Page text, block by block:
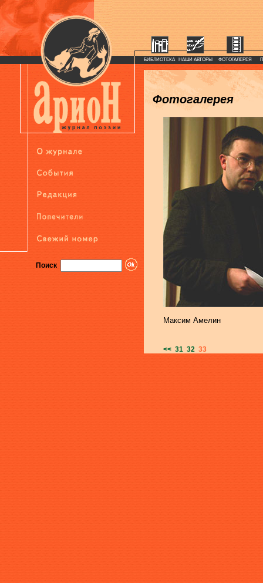
Поиск
БИБЛИОТЕКА НАШИ АВТОРЫ ФОТОГАЛЕРЕЯ
Фотогалерея
Максим Амелин
<< 31 32 33